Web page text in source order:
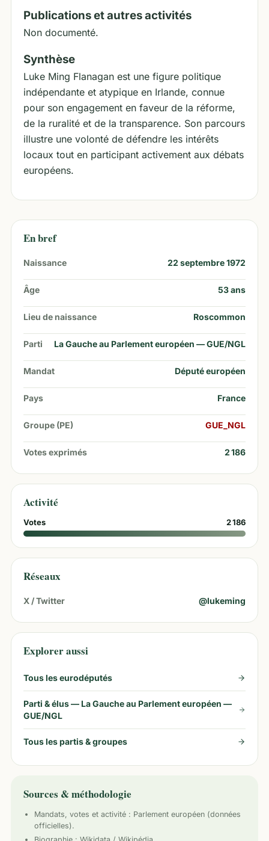
Publications et autres activités
Non documenté.
Synthèse
Luke Ming Flanagan est une figure politique
indépendante et atypique en Irlande, connue
pour son engagement en faveur de la réforme,
de la ruralité et de la transparence. Son parcours
illustre une volonté de défendre les intérêts
locaux tout en participant activement aux débats
européens.
En bref
Naissance 22 septembre 1972
Âge 53ans
Lieu de naissance Roscommon
Parti La Gauche au Parlement européen — GUE/NGL
Mandat Député européen
Pays France
Groupe (PE) GUE_NGL
Votes exprimés 2 186
Activité
Votes 2 186
Réseaux
X / Twitter @lukeming
Explorer aussi
Tous les eurodéputés
Parti & élus — La Gauche au Parlement européen —
GUE/NGL
Tous les partis & groupes
Sources & méthodologie
Mandats, votes et activité : Parlement européen (données
officielles).